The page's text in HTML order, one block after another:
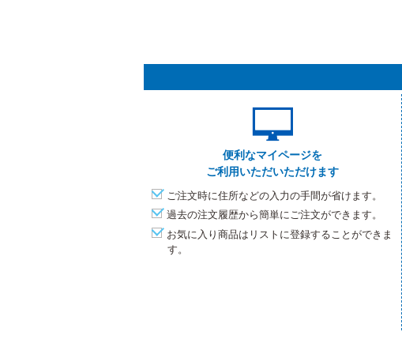
便利なマイページを
ご利用いただいただけます
ご注文時に住所などの入力の手間が省けます。
過去の注文履歴から簡単にご注文ができます。
お気に入り商品はリストに登録することができま
す。